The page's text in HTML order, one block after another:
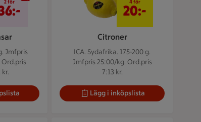
Jmfpris
2 för
Citroner
ICA. Sydafrika. 175-200 g.
Jmfpris 25:00/kg. Ord.pris
7:13 kr.
4 för
20:-
Lägg i inköpslista